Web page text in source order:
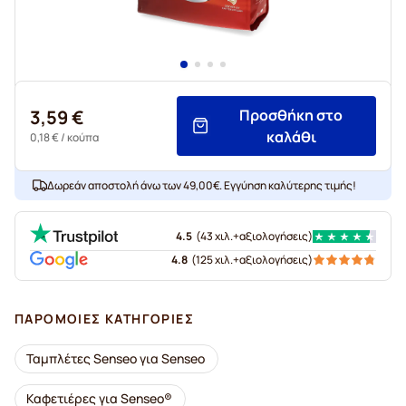
3,59 €
0,18 €/ κούπα
Προσθήκη στο
καλάθι
Δωρεάν αποστολή άνω των 49,00€. Εγγύηση καλύτερης τιμής!
4.5 (43 χιλ.+αξιολογήσεις)
4.8 (125 χιλ.+αξιολογήσεις)
ΠΑΡΌΜΟΙΕΣ ΚΑΤΗΓΟΡΊΕΣ
Ταμπλέτες Senseo για Senseo
Καφετιέρες για Senseo®